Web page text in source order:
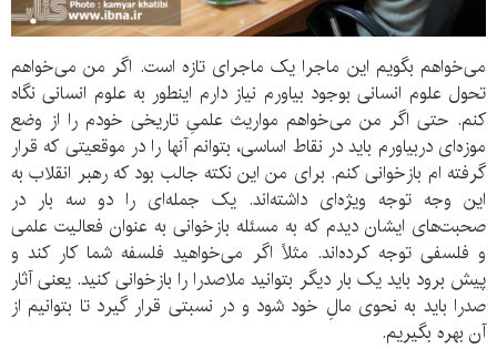
می‌خواهم بگویم این ماجرا یک ماجرای تازه است. اگر من می‌خواهم
تحول علوم انسانی بوجود بیاورم نیاز دارم اینطور به علوم انسانی نگاه
کنم. حتی اگر من می‌خواهم مواریث علمیِ تاریخی خودم را از وضع
موزه‌ای دربیاورم باید در نقاط اساسی، بتوانم آنها را در موقعیتی که قرار
گرفته ام بازخوانی کنم. برای من این نکته جالب بود که رهبر انقلاب به
این وجه توجه ویژه‌ای داشته‌اند. یک جمله‌ای را دو سه بار در
صحبت‌های ایشان دیدم که به مسئله بازخوانی به عنوان فعالیت علمی
و فلسفی توجه کرده‌اند. مثلاً اگر می‌خواهید فلسفه شما کار کند و
پیش برود باید یک بار دیگر بتوانید ملاصدرا را بازخوانی کنید. یعنی آثار
صدرا باید به نحوی مالِ خود شود و در نسبتی قرار گیرد تا بتوانیم از
آن بهره بگیریم.